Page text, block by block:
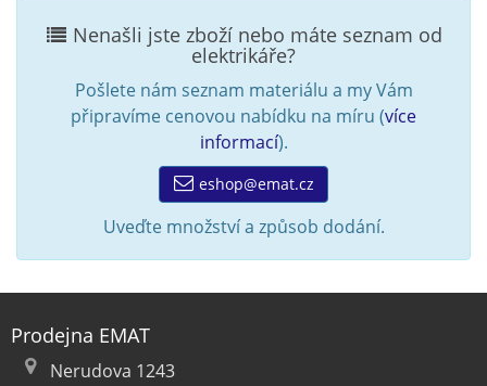
Nenašli jste zboží nebo máte seznam od
elektrikáře?
Pošlete nám seznam materiálu a my Vám
připravíme cenovou nabídku na míru (více
informací).
eshop@emat.cz
Uveďte množství a způsob dodání.
Prodejna EMAT
Nerudova 1243